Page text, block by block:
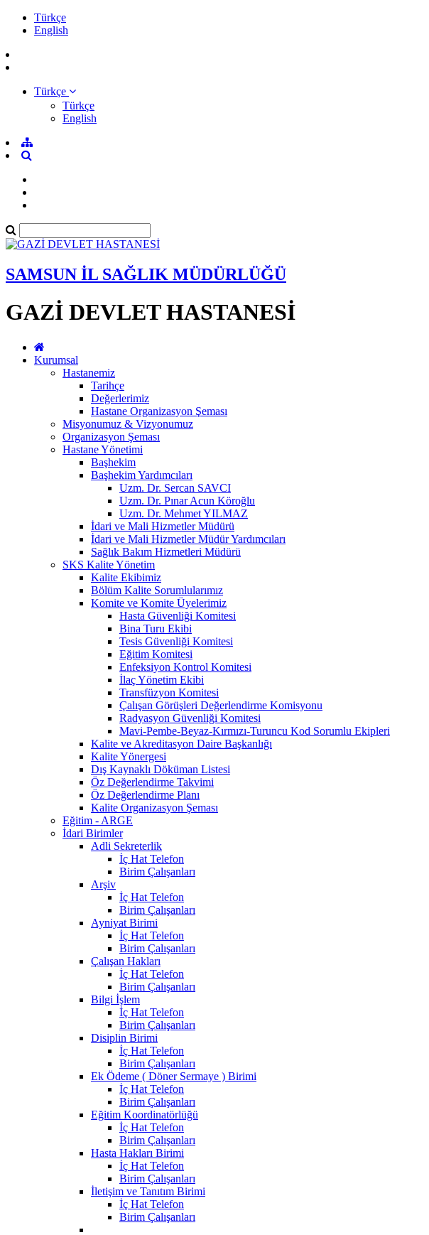
Türkçe
English
Türkçe
Türkçe
English
SAMSUN İL SAĞLIK MÜDÜRLÜĞÜ
GAZİ DEVLET HASTANESİ
Kurumsal
Hastanemiz
Tarihçe
Değerlerimiz
Hastane Organizasyon Şeması
Misyonumuz & Vizyonumuz
Organizasyon Şeması
Hastane Yönetimi
Başhekim
Başhekim Yardımcıları
Uzm. Dr. Sercan SAVCI
Uzm. Dr. Pınar Acun Köroğlu
Uzm. Dr. Mehmet YILMAZ
İdari ve Mali Hizmetler Müdürü
İdari ve Mali Hizmetler Müdür Yardımcıları
Sağlık Bakım Hizmetleri Müdürü
SKS Kalite Yönetim
Kalite Ekibimiz
Bölüm Kalite Sorumlularımız
Komite ve Komite Üyelerimiz
Hasta Güvenliği Komitesi
Bina Turu Ekibi
Tesis Güvenliği Komitesi
Eğitim Komitesi
Enfeksiyon Kontrol Komitesi
İlaç Yönetim Ekibi
Transfüzyon Komitesi
Çalışan Görüşleri Değerlendirme Komisyonu
Radyasyon Güvenliği Komitesi
Mavi-Pembe-Beyaz-Kırmızı-Turuncu Kod Sorumlu Ekipleri
Kalite ve Akreditasyon Daire Başkanlığı
Kalite Yönergesi
Dış Kaynaklı Döküman Listesi
Öz Değerlendirme Takvimi
Öz Değerlendirme Planı
Kalite Organizasyon Şeması
Eğitim - ARGE
İdari Birimler
Adli Sekreterlik
İç Hat Telefon
Birim Çalışanları
Arşiv
İç Hat Telefon
Birim Çalışanları
Ayniyat Birimi
İç Hat Telefon
Birim Çalışanları
Çalışan Hakları
İç Hat Telefon
Birim Çalışanları
Bilgi İşlem
İç Hat Telefon
Birim Çalışanları
Disiplin Birimi
İç Hat Telefon
Birim Çalışanları
Ek Ödeme ( Döner Sermaye ) Birimi
İç Hat Telefon
Birim Çalışanları
Eğitim Koordinatörlüğü
İç Hat Telefon
Birim Çalışanları
Hasta Hakları Birimi
İç Hat Telefon
Birim Çalışanları
İletişim ve Tanıtım Birimi
İç Hat Telefon
Birim Çalışanları